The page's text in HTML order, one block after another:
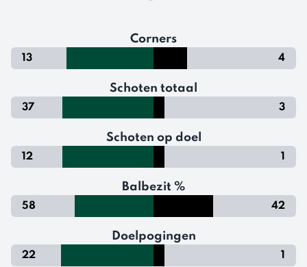
Corners
13 4
Schoten totaal
37 3
Schoten op doel
12 1
Balbezit %
58 42
Doelpogingen
22 1